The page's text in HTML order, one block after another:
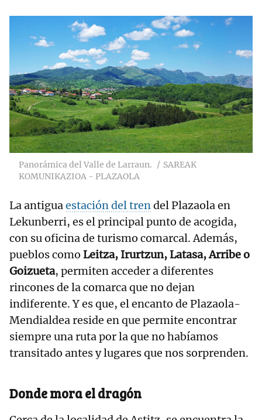
Panorámica del Valle de Larraun.
SAREAK
KOMUNIKAZIOA - PLAZAOLA
La antiguaestación del trendel Plazaola en
Lekunberri, es el principal punto de acogida,
con su oficina de turismo comarcal. Además,
pueblos como Leitza, Irurtzun, Latasa, Arribe o
Goizueta, permiten acceder a diferentes
rincones de la comarca que no dejan
indiferente. Y es que, el encanto de Plazaola-
Mendialdea reside en que permite encontrar
siempre una ruta por la que no habíamos
transitado antes y lugares que nos sorprenden.
Donde mora el dragón